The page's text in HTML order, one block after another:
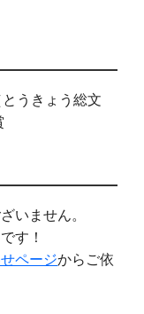
うきょう総文
いません。
す！
ページからご依